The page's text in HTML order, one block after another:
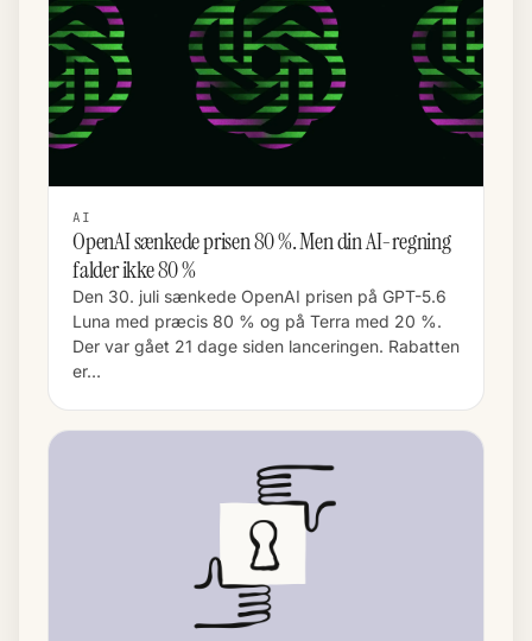
AI
OpenAI sænkede prisen 80 %. Men din AI-regning
falder ikke 80 %
Den 30. juli sænkede OpenAI prisen på GPT-5.6
Luna med præcis 80 % og på Terra med 20 %.
Der var gået 21 dage siden lanceringen. Rabatten
er…